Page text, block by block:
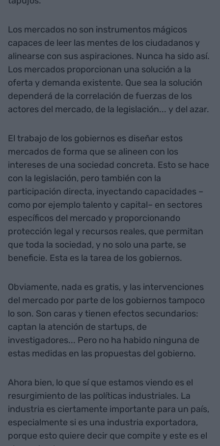
Los mercados no son instrumentos mágicos
capaces de leer las mentes de los ciudadanos y
alinearse con sus aspiraciones. Nunca ha sido así.
Los mercados proporcionan una solución a la
oferta y demanda existente. Que sea la solución
dependerá de la correlación de fuerzas de los
actores del mercado, de la legislación... y del azar.
El trabajo de los gobiernos es diseñar estos
mercados de forma que se alineen con los
intereses de una sociedad concreta. Esto se hace
con la legislación, pero también con la
participación directa, inyectando capacidades –
como por ejemplo talento y capital– en sectores
específicos del mercado y proporcionando
protección legal y recursos reales, que permitan
que toda la sociedad, y no solo una parte, se
beneficie. Esta es la tarea de los gobiernos.
Obviamente, nada es gratis, y las intervenciones
del mercado por parte de los gobiernos tampoco
lo son. Son caras y tienen efectos secundarios:
captan la atención de startups, de
investigadores... Pero no ha habido ninguna de
estas medidas en las propuestas del gobierno.
Ahora bien, lo que sí que estamos viendo es el
resurgimiento de las políticas industriales. La
industria es ciertamente importante para un país,
especialmente si es una industria exportadora,
porque esto quiere decir que compite y este es el